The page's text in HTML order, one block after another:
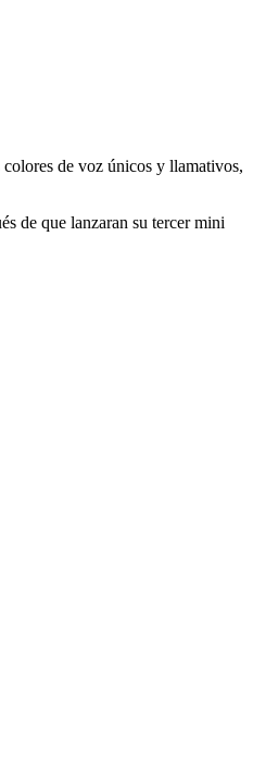
de voz únicos y llamativos,
de que lanzaran su tercer mini